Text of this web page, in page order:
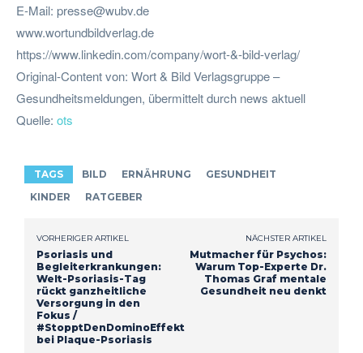
E-Mail: presse@wubv.de
www.wortundbildverlag.de
https://www.linkedin.com/company/wort-&-bild-verlag/
Original-Content von: Wort & Bild Verlagsgruppe –
Gesundheitsmeldungen, übermittelt durch news aktuell
Quelle: ots
TAGS BILD ERNÄHRUNG
GESUNDHEIT
KINDER
RATGEBER
VORHERIGER ARTIKEL
Psoriasis und
Begleiterkrankungen:
Welt-Psoriasis-Tag
rückt ganzheitliche
Versorgung in den
Fokus /
#StopptDenDominoEffekt
bei Plaque-Psoriasis
NÄCHSTER ARTIKEL
Mutmacher für Psychos:
Warum Top-Experte Dr.
Thomas Graf mentale
Gesundheit neu denkt